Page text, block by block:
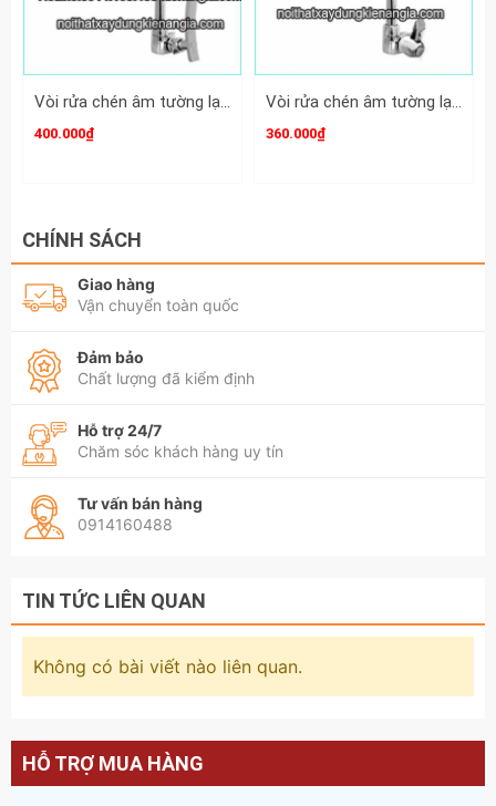
Vòi rửa chén âm tường lạnh cao cấp KAG-O313KB
400.000₫
Vòi rửa chén âm tường lạnh cao cấp KAG-O313TB
360.000₫
CHÍNH SÁCH
Giao hàng
Vận chuyển toàn quốc
Đảm bảo
Chất lượng đã kiểm định
Hỗ trợ 24/7
Chăm sóc khách hàng uy tín
Tư vấn bán hàng
0914160488
TIN TỨC LIÊN QUAN
Không có bài viết nào liên quan.
HỖ TRỢ MUA HÀNG